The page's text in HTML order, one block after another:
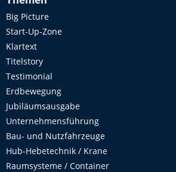
Big Picture
Start-Up-Zone
Klartext
Titelstory
Testimonial
Erdbewegung
Jubiläumsausgabe
Unternehmensführung
Bau- und Nutzfahrzeuge
Hub-Hebetechnik / Krane
Raumsysteme / Container